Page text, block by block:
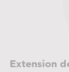
Extension